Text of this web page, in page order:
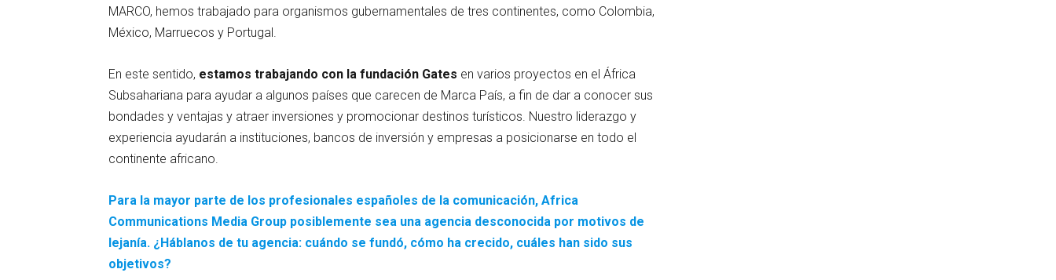
MARCO, hemos trabajado para organismos gubernamentales de tres continentes, como Colombia,
México, Marruecos y Portugal.
En este sentido, estamos trabajando con la fundación Gates en varios proyectos en el África
Subsahariana para ayudar a algunos países que carecen de Marca País, a fin de dar a conocer sus
bondades y ventajas y atraer inversiones y promocionar destinos turísticos. Nuestro liderazgo y
experiencia ayudarán a instituciones, bancos de inversión y empresas a posicionarse en todo el
continente africano.
Para la mayor parte de los profesionales españoles de la comunicación, Africa
Communications Media Group posiblemente sea una agencia desconocida por motivos de
lejanía. ¿Háblanos de tu agencia: cuándo se fundó, cómo ha crecido, cuáles han sido sus
objetivos?